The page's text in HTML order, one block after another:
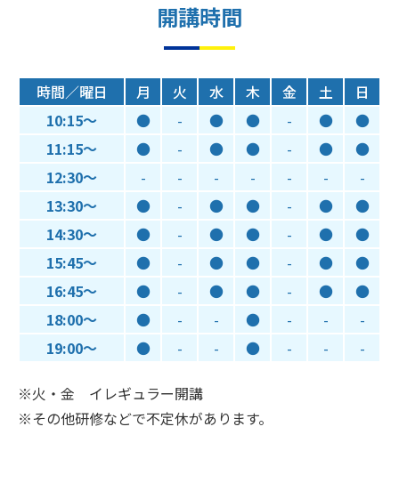
開講時間
時間／曜日 月 火 水 木 金 土
日
10:15～
● - ● ● - ●
●
11:15～
● - ● ● - ●
●
12:30～
- - - - - -
-
13:30～
● - ● ● - ●
●
14:30～
● - ● ● - ●
●
15:45～
● - ● ● - ●
●
16:45～
● - ● ● - ●
●
18:00～
● - - ● - -
-
19:00～
● - - ● - - -
※火・金 イレギュラー開講
※その他研修などで不定休があります。